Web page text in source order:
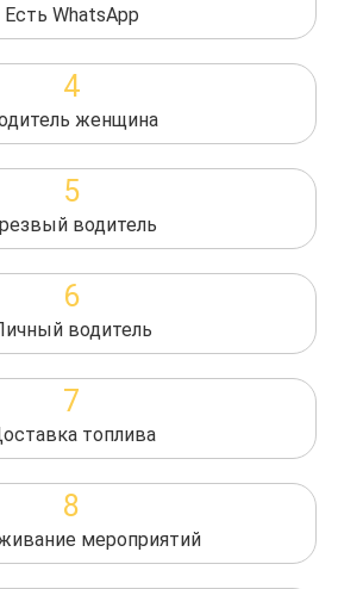
Есть WhatsApp
4
женщина
5
водитель
6
водитель
7
топлива
8
мероприятий